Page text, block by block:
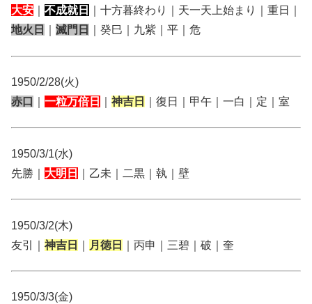
大安
不成就日
｜十方暮終わり｜天一天上始まり｜重日｜
地火日
滅門日 ｜癸巳｜九紫｜平｜危
1950/2/28(火)
赤口
一粒万倍日 神吉日 ｜復日｜甲午｜一白｜定｜室
1950/3/1(水)
先勝｜ 大明日 ｜乙未｜二黒｜執｜壁
1950/3/2(木)
友引｜ 神吉日 月徳日 ｜丙申｜三碧｜破｜奎
1950/3/3(金)